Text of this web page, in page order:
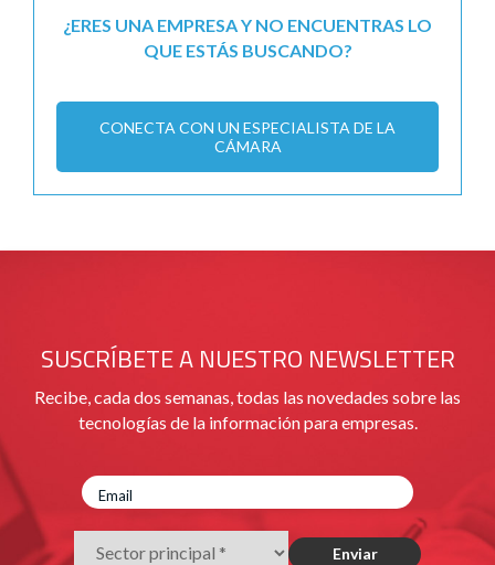
¿ERES UNA EMPRESA Y NO ENCUENTRAS LO
QUE ESTÁS BUSCANDO?
CONECTA CON UN ESPECIALISTA DE LA
CÁMARA
SUSCRÍBETE A NUESTRO NEWSLETTER
Recibe, cada dos semanas, todas las novedades sobre las
tecnologías de la información para empresas.